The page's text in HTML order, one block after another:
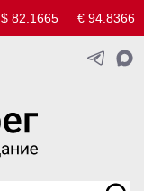
$ 82.1665 € 94.8366